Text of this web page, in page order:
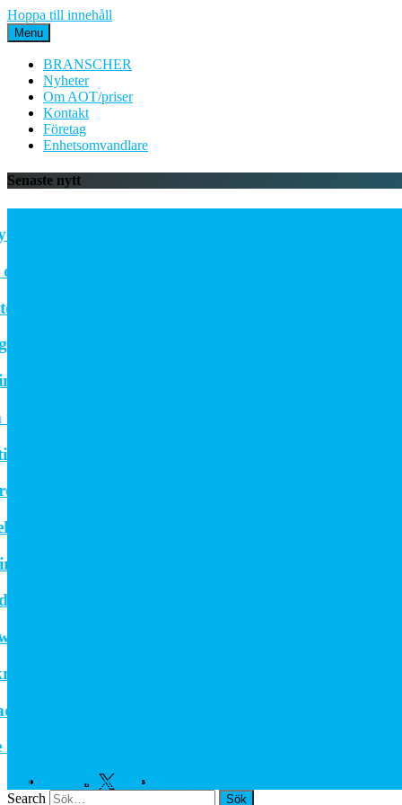
Hoppa till innehåll
Menu
BRANSCHER
Nyheter
Om AOT/priser
Kontakt
Företag
Enhetsomvandlare
Senaste nytt
mångsidiga PE06M-serien med proportionella
SCVOT2 Vortex för vätskekylning
– välj rätt uppkoppling för ditt IoT-projekt
järnvägsnätets prestanda
partnerskap för högeffektiv distribuerad
2026 – upptäck framtidens intralogistik
stärker erbjudandet inom likströmsteknik
Enhance Measuring Processes
pris för industriellt monteringsverktyg
i kompakt utförande
avtal
växte när industrin blev digital
fördjupar samarbetet för att leverera nästa
Facebook Twitter
Alltomteknikindustrin.se – Tekniskt sett bättre
Search